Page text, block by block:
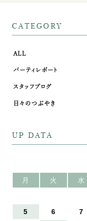
CATEGORY
ALL
パーティレポート
スタッフブログ
日々のつぶやき
UP DATA
月 火 水
5
6 7